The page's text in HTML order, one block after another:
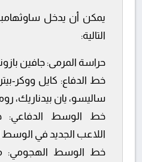
يمكن أن يدخل
التالية:
حراسة المرمى: جافين
خط الدفاع: كايل ووكر-
ساليسو، يان بيدناريك،
خط الوسط الدفاعي:
اللاعب الجديد في الوسط
خط الوسط الهجومي: